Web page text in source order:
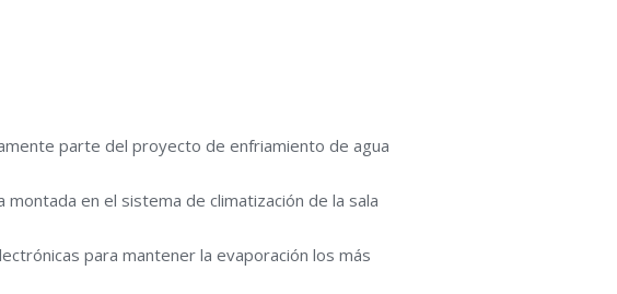
parte del proyecto de enfriamiento de agua
en el sistema de climatización de la sala
para mantener la evaporación los más